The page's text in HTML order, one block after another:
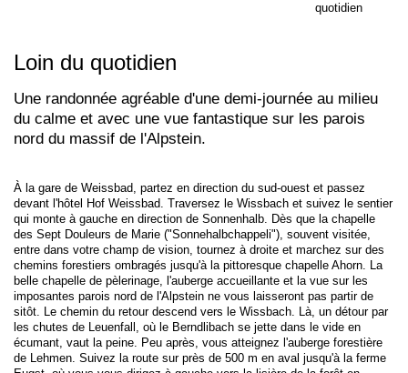
quotidien
Loin du quotidien
Une randonnée agréable d'une demi-journée au milieu
du calme et avec une vue fantastique sur les parois
nord du massif de l'Alpstein.
À la gare de Weissbad, partez en direction du sud-ouest et passez
devant l'hôtel Hof Weissbad. Traversez le Wissbach et suivez le sentier
qui monte à gauche en direction de Sonnenhalb. Dès que la chapelle
des Sept Douleurs de Marie ("Sonnehalbchappeli"), souvent visitée,
entre dans votre champ de vision, tournez à droite et marchez sur des
chemins forestiers ombragés jusqu'à la pittoresque chapelle Ahorn. La
belle chapelle de pèlerinage, l'auberge accueillante et la vue sur les
imposantes parois nord de l'Alpstein ne vous laisseront pas partir de
sitôt. Le chemin du retour descend vers le Wissbach. Là, un détour par
les chutes de Leuenfall, où le Berndlibach se jette dans le vide en
écumant, vaut la peine. Peu après, vous atteignez l'auberge forestière
de Lehmen. Suivez la route sur près de 500 m en aval jusqu'à la ferme